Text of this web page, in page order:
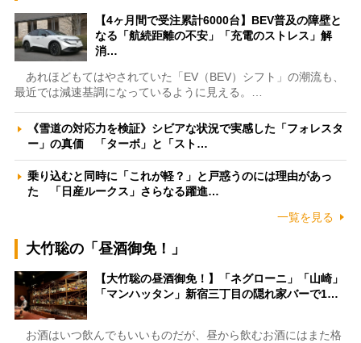
【4ヶ月間で受注累計6000台】BEV普及の障壁と
なる「航続距離の不安」「充電のストレス」解
消…
あれほどもてはやされていた「EV（BEV）シフト」の潮流も、
最近では減速基調になっているように見える。…
《雪道の対応力を検証》シビアな状況で実感した「フォレスタ
ー」の真価 「ターボ」と「スト…
乗り込むと同時に「これが軽？」と戸惑うのには理由があっ
た 「日産ルークス」さらなる躍進…
一覧を見る
大竹聡の「昼酒御免！」
【大竹聡の昼酒御免！】「ネグローニ」「山崎」
「マンハッタン」新宿三丁目の隠れ家バーで1…
お酒はいつ飲んでもいいものだが、昼から飲むお酒にはまた格